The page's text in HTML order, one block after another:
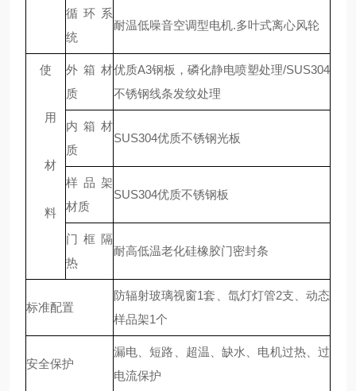
循环系
统
耐温低噪音空调型电机.多叶式离心风轮
使
用
材
料
外箱材
质
优质A3钢板，磷化静电喷塑处理/SUS304
不锈钢线条发纹处理
内箱材
质
SUS304优质不锈钢光板
样品架
材质
SUS304优质不锈钢板
门框隔
热
耐高低温老化硅橡胶门密封条
标准配置
防辐射玻璃视窗1套、氙灯灯管2支、动态
样品架1个
安全保护
漏电、短路、超温、缺水、电机过热、过
电流保护